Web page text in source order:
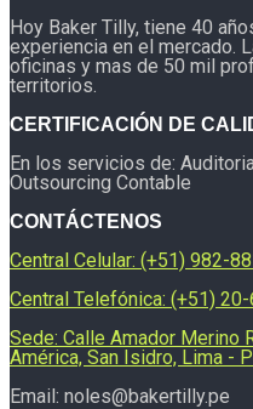
Hoy Baker Tilly, tiene 40
experiencia en el mercado.
oficinas y mas de 50 mil
territorios.
CERTIFICACIÓN DE
En los servicios de:
Outsourcing Contable
CONTÁCTENOS
Central Celular: (+51) 982-
Central Telefónica: (+51)
Sede: Calle Amador Merino
América, San Isidro, Lima -
Email: noles@bakertilly.pe